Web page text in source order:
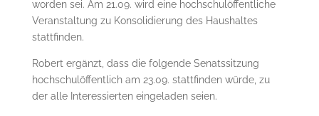
worden sei. Am 21.09. wird eine hochschulöffentliche
Veranstaltung zu Konsolidierung des Haushaltes
stattfinden.
Robert ergänzt, dass die folgende Senatssitzung
hochschulöffentlich am 23.09. stattfinden würde, zu
der alle Interessierten eingeladen seien.